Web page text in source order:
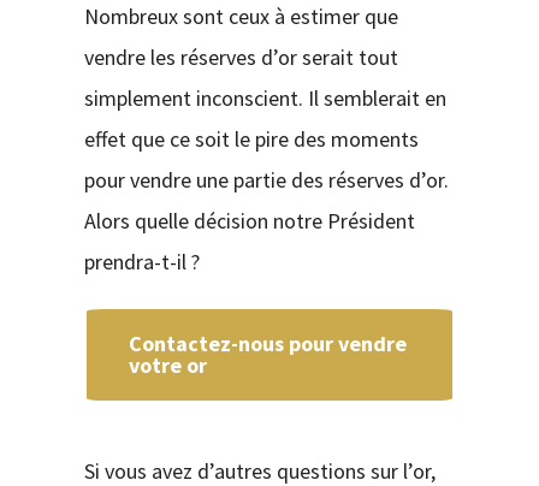
Nombreux sont ceux à estimer que
vendre les réserves d’or serait tout
simplement inconscient. Il semblerait en
effet que ce soit le pire des moments
pour vendre une partie des réserves d’or.
Alors quelle décision notre Président
prendra-t-il ?
Contactez-nous pour vendre
votre or
Si vous avez d’autres questions sur l’or,